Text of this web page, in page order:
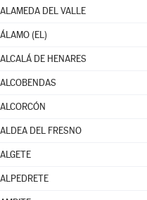
ALAMEDA DEL VALLE
ÁLAMO (EL)
ALCALÁ DE HENARES
ALCOBENDAS
ALCORCÓN
ALDEA DEL FRESNO
ALGETE
ALPEDRETE